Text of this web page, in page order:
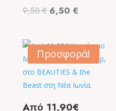
9,50€ Original
9,50 €.
6,50 €
είναι:
6,50 €.
Προσφορά!
Aπό 11,90€